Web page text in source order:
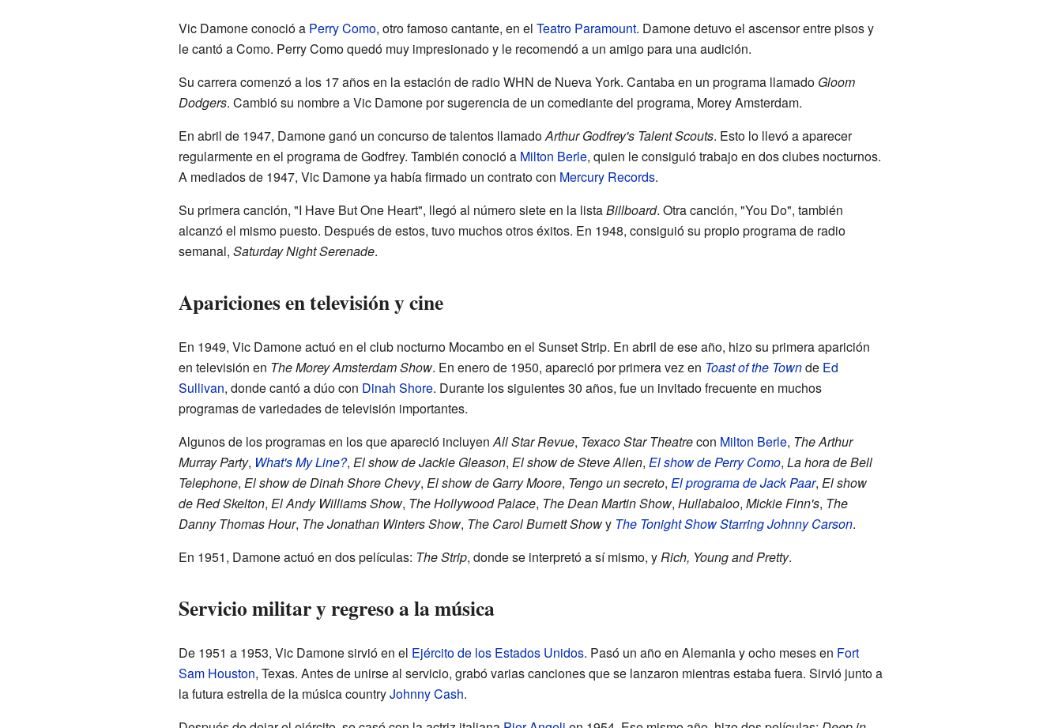
Vic Damone conoció a Perry Como, otro famoso cantante, en el Teatro Paramount. Damone detuvo el ascensor entre pisos y
le cantó a Como. Perry Como quedó muy impresionado y le recomendó a un amigo para una audición.
Su carrera comenzó a los 17 años en la estación de radio WHN de Nueva York. Cantaba en un programa llamado Gloom
Dodgers. Cambió su nombre a Vic Damone por sugerencia de un comediante del programa, Morey Amsterdam.
En abril de 1947, Damone ganó un concurso de talentos llamadoArthur Godfrey's Talent Scouts. Esto lo llevó a aparecer
regularmente en el programa de Godfrey. También conoció a Milton Berle, quien le consiguió trabajo en dos clubes nocturnos.
A mediados de 1947, Vic Damone ya había firmado un contrato con Mercury Records.
Su primera canción, "I Have But One Heart", llegó al número siete en la listaBillboard. Otra canción, "You Do", también
alcanzó el mismo puesto. Después de estos, tuvo muchos otros éxitos. En 1948, consiguió su propio programa de radio
semanal, Saturday Night Serenade.
Apariciones en televisión y cine
En 1949, Vic Damone actuó en el club nocturno Mocambo en el Sunset Strip. En abril de ese año, hizo su primera aparición
en televisión en The Morey Amsterdam Show. En enero de 1950, apareció por primera vez en Toast of the Townde Ed
Sullivan, donde cantó a dúo con Dinah Shore. Durante los siguientes 30 años, fue un invitado frecuente en muchos
programas de variedades de televisión importantes.
Algunos de los programas en los que apareció incluyenAll Star Revue, Texaco Star Theatrecon Milton Berle, The Arthur
Murray Party, What's My Line?, El show de Jackie Gleason, El show de Steve Allen, El show de Perry Como, La hora de Bell
Telephone, El show de Dinah Shore Chevy, El show de Garry Moore, Tengo un secreto, El programa de Jack Paar, El show
de Red Skelton, El Andy Williams Show, The Hollywood Palace, The Dean Martin Show, Hullabaloo, Mickie Finn's, The
Danny Thomas Hour, The Jonathan Winters Show, The Carol Burnett Showy The Tonight Show Starring Johnny Carson.
En 1951, Damone actuó en dos películas: The Strip, donde se interpretó a sí mismo, yRich, Young and Pretty.
Servicio militar y regreso a la música
De 1951 a 1953, Vic Damone sirvió en el Ejército de los Estados Unidos. Pasó un año en Alemania y ocho meses en Fort
Sam Houston, Texas. Antes de unirse al servicio, grabó varias canciones que se lanzaron mientras estaba fuera. Sirvió junto a
la futura estrella de la música countryJohnny Cash.